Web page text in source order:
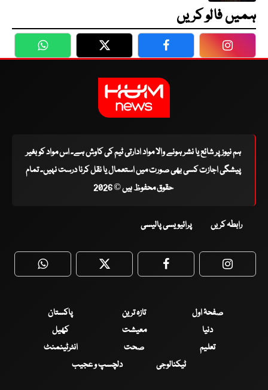
ہمیں فالو کریں
WhatsApp Twitter Facebook
ہم نیوز پر شائع یا نشر ہونے والا مواد ادارتی ٹیم کی کاوش ہے۔ اس مواد کو بغیر
پیشگی اجازت کسی بھی صورت میں استعمال یا نقل کرنا درست نہیں۔ تمام
حقوق محفوظ ہیں © 2026
رابطہ کریں پرائیویسی پالیسی
WhatsApp Twitter Facebook
صفحۂ اول تازہ ترین
پاکستان
دنیا
معیشت
کھیل
تعلیم
صحت
انٹرٹینمنٹ
ٹیکنالوجی
دلچسپ و عجیب